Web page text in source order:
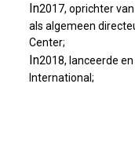
In2017, oprichter
als algemeen
Center;
In2018, lanceerde
International;